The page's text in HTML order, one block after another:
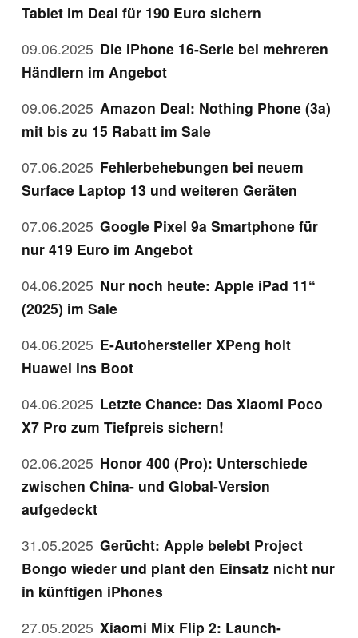
Tablet im Deal für 190 Euro sichern
09.06.2025 Die iPhone 16-Serie bei mehreren
Händlern im Angebot
09.06.2025 Amazon Deal: Nothing Phone (3a)
mit bis zu 15 Rabatt im Sale
07.06.2025 Fehlerbehebungen bei neuem
Surface Laptop 13 und weiteren Geräten
07.06.2025 Google Pixel 9a Smartphone für
nur 419 Euro im Angebot
04.06.2025 Nur noch heute: Apple iPad 11“
(2025) im Sale
04.06.2025 E-Autohersteller XPeng holt
Huawei ins Boot
04.06.2025 Letzte Chance: Das Xiaomi Poco
X7 Pro zum Tiefpreis sichern!
02.06.2025 Honor 400 (Pro): Unterschiede
zwischen China- und Global-Version
aufgedeckt
31.05.2025 Gerücht: Apple belebt Project
Bongo wieder und plant den Einsatz nicht nur
in künftigen iPhones
27.05.2025 Xiaomi Mix Flip 2: Launch-